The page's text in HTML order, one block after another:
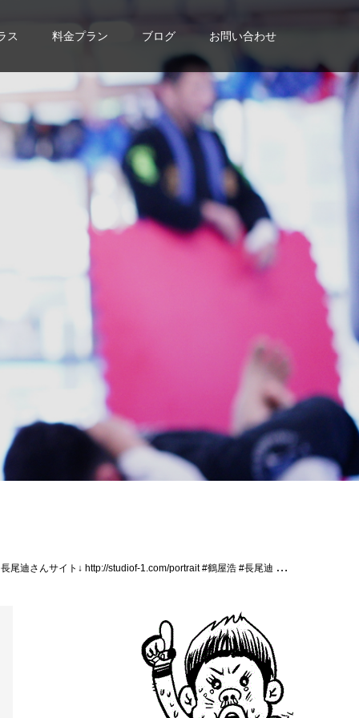
ス 料金プラン ブログ お問い合わせ
迪 #パラエストラ千葉ネットワーク #パラエストラ松戸 #パラエストラ千葉 #パラエストラ柏